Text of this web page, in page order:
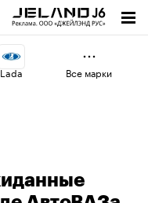
Lada
Esteo
Все марки